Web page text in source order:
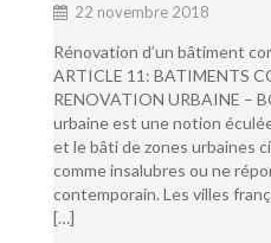
22 novembre 2018
Rénovation d’un bâtiment
ARTICLE 11: BATIMENTS
RENOVATION URBAINE –
urbaine est une notion
et le bâti de zones urbaines
comme insalubres ou ne
contemporain. Les villes
[…]